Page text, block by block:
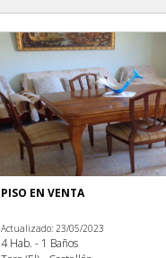
PISO EN VENTA
Actualizado: 23/05/2023
4 Hab. - 1 Baños